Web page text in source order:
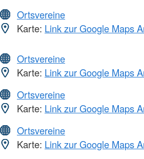
Ortsvereine
Karte: Link zur Google Maps
Ortsvereine
Karte: Link zur Google Maps
Ortsvereine
Karte: Link zur Google Maps
Ortsvereine
Karte: Link zur Google Maps